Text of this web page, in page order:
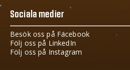
Sociala medier
Besök oss på Facebook
Följ oss på LinkedIn
Följ oss på Instagram